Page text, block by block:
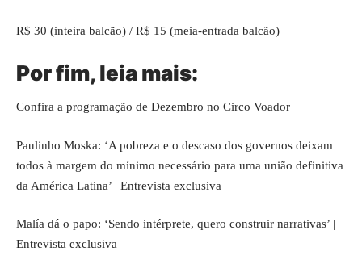
R$ 30 (inteira balcão) / R$ 15 (meia-entrada balcão)
Por fim, leia mais:
Confira a programação de Dezembro no Circo Voador
Paulinho Moska: ‘A pobreza e o descaso dos governos deixam
todos à margem do mínimo necessário para uma união definitiva
da América Latina’ | Entrevista exclusiva
Malía dá o papo: ‘Sendo intérprete, quero construir narrativas’ |
Entrevista exclusiva